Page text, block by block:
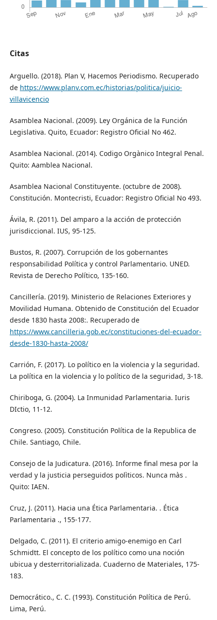
Citas
Arguello. (2018). Plan V, Hacemos Periodismo. Recuperado
de https://www.planv.com.ec/historias/politica/juicio-
villavicencio
Asamblea Nacional. (2009). Ley Orgánica de la Función
Legislativa. Quito, Ecuador: Registro Oficial No 462.
Asamblea Nacional. (2014). Codigo Orgànico Integral Penal.
Quito: Aamblea Nacional.
Asamblea Nacional Constituyente. (octubre de 2008).
Constitución. Montecristi, Ecuador: Registro Oficial No 493.
Ávila, R. (2011). Del amparo a la acción de protección
jurisdiccional. IUS, 95-125.
Bustos, R. (2007). Corrupción de los gobernantes
responsabilidad Política y control Parlamentario. UNED.
Revista de Derecho Político, 135-160.
Cancillería. (2019). Ministerio de Relaciones Exteriores y
Movilidad Humana. Obtenido de Constitución del Ecuador
desde 1830 hasta 2008:. Recuperado de
https://www.cancilleria.gob.ec/constituciones-del-ecuador-
desde-1830-hasta-2008/
Carrión, F. (2017). Lo político en la violencia y la seguridad.
La política en la violencia y lo político de la seguridad, 3-18.
Chiriboga, G. (2004). La Inmunidad Parlamentaria. Iuris
DIctio, 11-12.
Congreso. (2005). Constitución Política de la Republica de
Chile. Santiago, Chile.
Consejo de la Judicatura. (2016). Informe final mesa por la
verdad y la justicia perseguidos polìticos. Nunca màs .
Quito: IAEN.
Cruz, J. (2011). Hacia una Ética Parlamentaria. . Ética
Parlamentaria ., 155-177.
Delgado, C. (2011). El criterio amigo-enemigo en Carl
Schmidtt. El concepto de los político como una noción
ubicua y desterritorializada. Cuaderno de Materiales, 175-
183.
Democrático., C. C. (1993). Constitución Política de Perú.
Lima, Perú.